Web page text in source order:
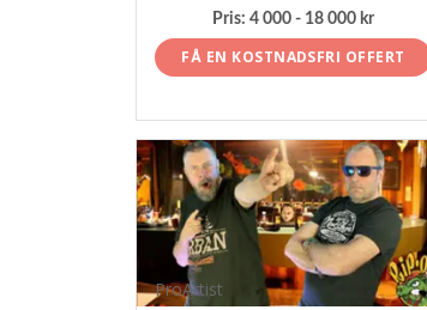
Pris: 4 000 - 18 000 kr
FÅ EN KOSTNADSFRI OFFERT
ProArtist